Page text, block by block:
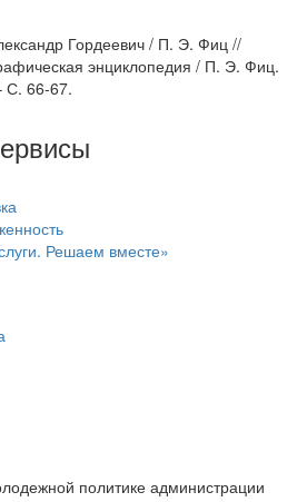
Гордеевич / П. Э. Фиц //
энциклопедия / П. Э. Фиц.
С. 66-67.
Решаем вместе»
политике администрации